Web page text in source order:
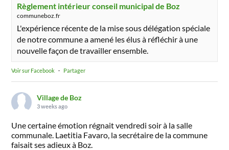
Règlement intérieur conseil municipal de Boz
communeboz.fr
L'expérience récente de la mise sous délégation spéciale
de notre commune a amené les élus à réfléchir à une
nouvelle façon de travailler ensemble.
Voir sur Facebook · Partager
Village de Boz
3 weeks ago
Une certaine émotion régnait vendredi soir à la salle
communale. Laetitia Favaro, la secrétaire de la commune
faisait ses adieux à Boz.